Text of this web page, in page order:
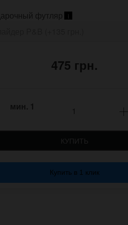
футляр i
475 грн.
мин. 1
КУПИТЬ
Купить в 1 клик